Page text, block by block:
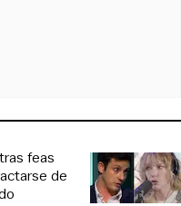
feas
de